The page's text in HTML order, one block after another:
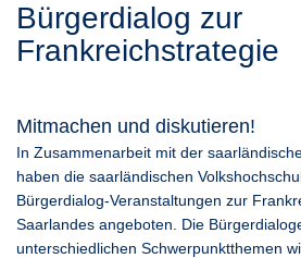
Bürgerdialog zur
Frankreichstrategie
Mitmachen und diskutieren!
In Zusammenarbeit mit der
haben die saarländischen
Bürgerdialog-Veranstaltungen zur
Saarlandes angeboten. Die
unterschiedlichen Schwerpunktthemen